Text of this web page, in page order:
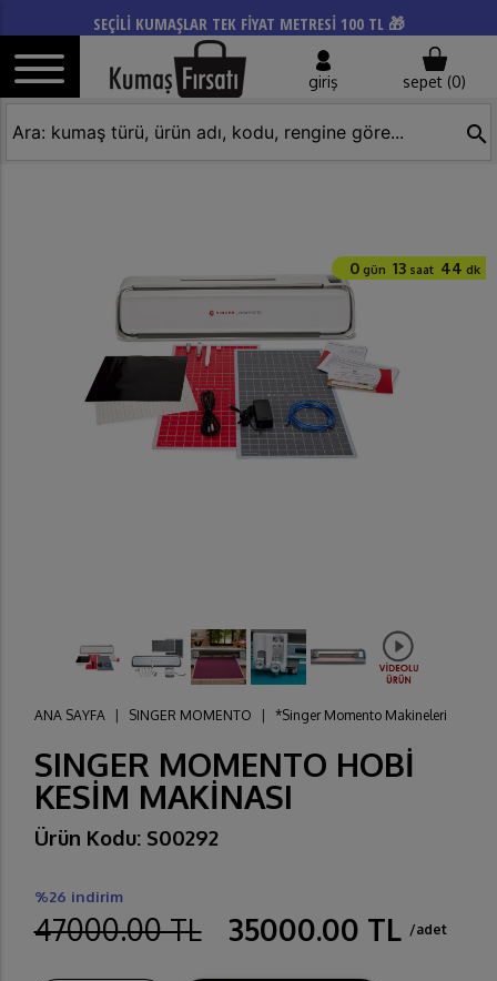
SEÇİLİ KUMAŞLAR TEK FİYAT METRESİ 100 TL 🎁
giriş sepet (0)
search
0gün 13saat 44 dk
ANA SAYFA SINGER MOMENTO *Singer Momento Makineleri
SINGER MOMENTO HOBİ
KESİM MAKİNASI
Ürün Kodu: S00292
%26 indirim
47000.00 TL 35000.00 TL /adet